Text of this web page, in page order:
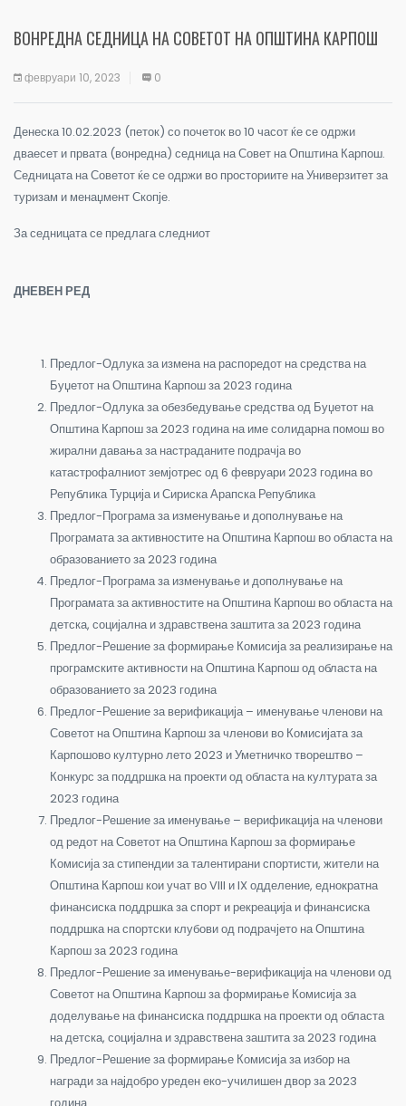
ВОНРЕДНА СЕДНИЦА НА СОВЕТОТ НА ОПШТИНА КАРПОШ
февруари 10, 2023 0
Денеска 10.02.2023 (петок) со почеток во 10 часот ќе се одржи
дваесет и првата (вонредна) седница на Совет на Општина Карпош.
Седницата на Советот ќе се одржи во просториите на Универзитет за
туризам и менаџмент Скопје.
За седницата се предлага следниот
ДНЕВЕН РЕД
Предлог-Одлука за измена на распоредот на средства на
Буџетот на Општина Карпош за 2023 година
Предлог-Одлука за обезбедување средства од Буџетот на
Општина Карпош за 2023 година на име солидарна помош во
жирални давања за настраданите подрачја во
катастрофалниот земјотрес од 6 февруари 2023 година во
Република Турција и Сириска Арапска Република
Предлог-Програма за изменување и дополнување на
Програмата за активностите на Општина Карпош во областа на
образованието за 2023 година
Предлог-Програма за изменување и дополнување на
Програмата за активностите на Општина Карпош во областа на
детска, социјална и здравствена заштита за 2023 година
Предлог-Решение за формирање Комисија за реализирање на
програмските активности на Општина Карпош од областа на
образованието за 2023 година
Предлог-Решение за верификација – именување членови на
Советот на Општина Карпош за членови во Комисијата за
Карпошово културно лето 2023 и Уметничко творештво –
Конкурс за поддршка на проекти од областа на културата за
2023 година
Предлог-Решение за именување – верификација на членови
од редот на Советот на Општина Карпош за формирање
Комисија за стипендии за талентирани спортисти, жители на
Општина Карпош кои учат во VIII и IX одделение, еднократна
финансиска поддршка за спорт и рекреација и финансиска
поддршка на спортски клубови од подрачјето на Општина
Карпош за 2023 година
Предлог-Решение за именување-верификација на членови од
Советот на Општина Карпош за формирање Комисија за
доделување на финансиска поддршка на проекти од областа
на детска, социјална и здравствена заштита за 2023 година
Предлог-Решение за формирање Комисија за избор на
награди за најдобро уреден еко-училишен двор за 2023
година